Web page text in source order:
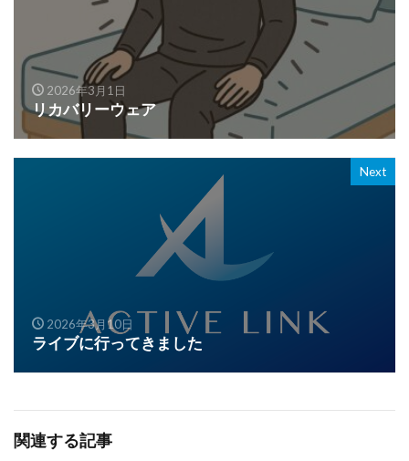
2026年3月1日
リカバリーウェア
Next
2026年3月10日
ライブに行ってきました
関連する記事